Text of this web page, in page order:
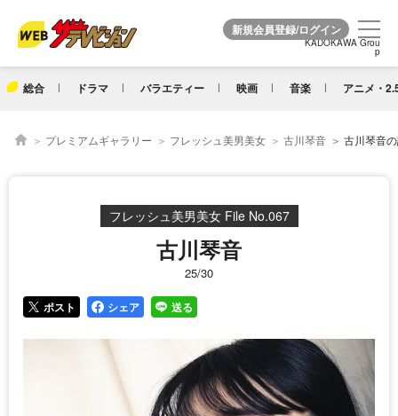
KADOKAWA Grou
p
総合 ドラマ バラエティー 映画 音楽 アニメ・
KADOKAWA Grou
p
プレミアムギャラリー フレッシュ美男美女 古川琴音 古川琴音
フレッシュ美男美女 File No.067
古川琴音
25/30
ポスト シェア 送る